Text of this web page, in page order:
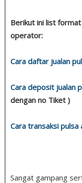
Berikut ini list
operator:
Cara daftar jualan
Cara deposit jualan
dengan no Tiket )
Cara transaksi
Sangat gampang